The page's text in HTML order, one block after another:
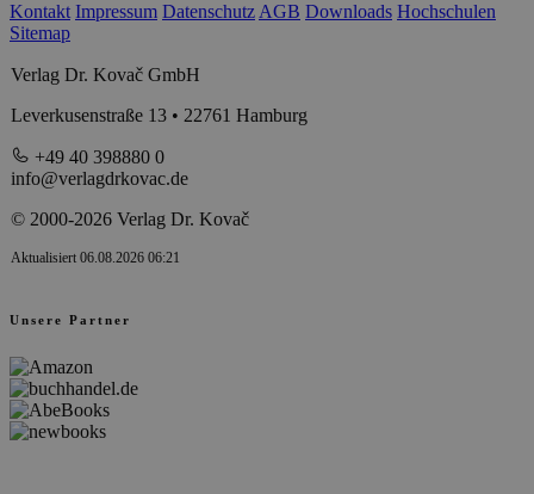
Kontakt Impressum Datenschutz AGB Downloads Hochschulen
Sitemap
Verlag Dr. Kovač GmbH
Leverkusenstraße 13 • 22761 Hamburg
+49 40 398880 0
info@verlagdrkovac.de
© 2000-2026 Verlag Dr. Kovač
Aktualisiert 06.08.2026 06:21
Unsere Partner